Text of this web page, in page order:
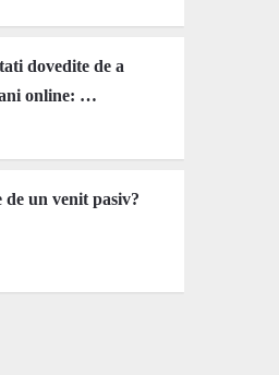
dovedite de a
online: …
de un venit pasiv?